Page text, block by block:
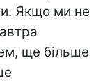
Якщо ми не
ще більше